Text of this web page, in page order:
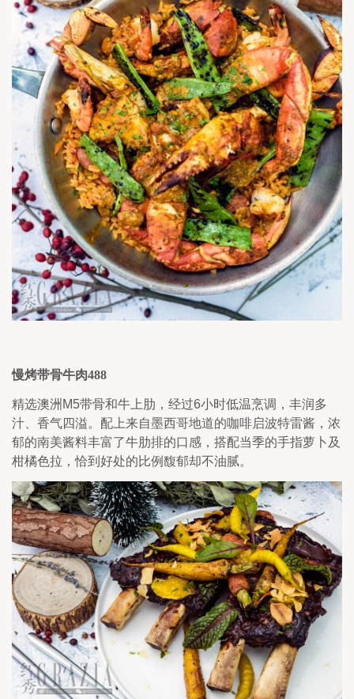
慢烤带骨牛肉488
精选澳洲M5带骨和牛上肋，经过6小时低温烹调，丰润多
汁、香气四溢。配上来自墨西哥地道的咖啡启波特雷酱，浓
郁的南美酱料丰富了牛肋排的口感，搭配当季的手指萝卜及
柑橘色拉，恰到好处的比例馥郁却不油腻。